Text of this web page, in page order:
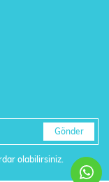
Gönder
olabilirsiniz.